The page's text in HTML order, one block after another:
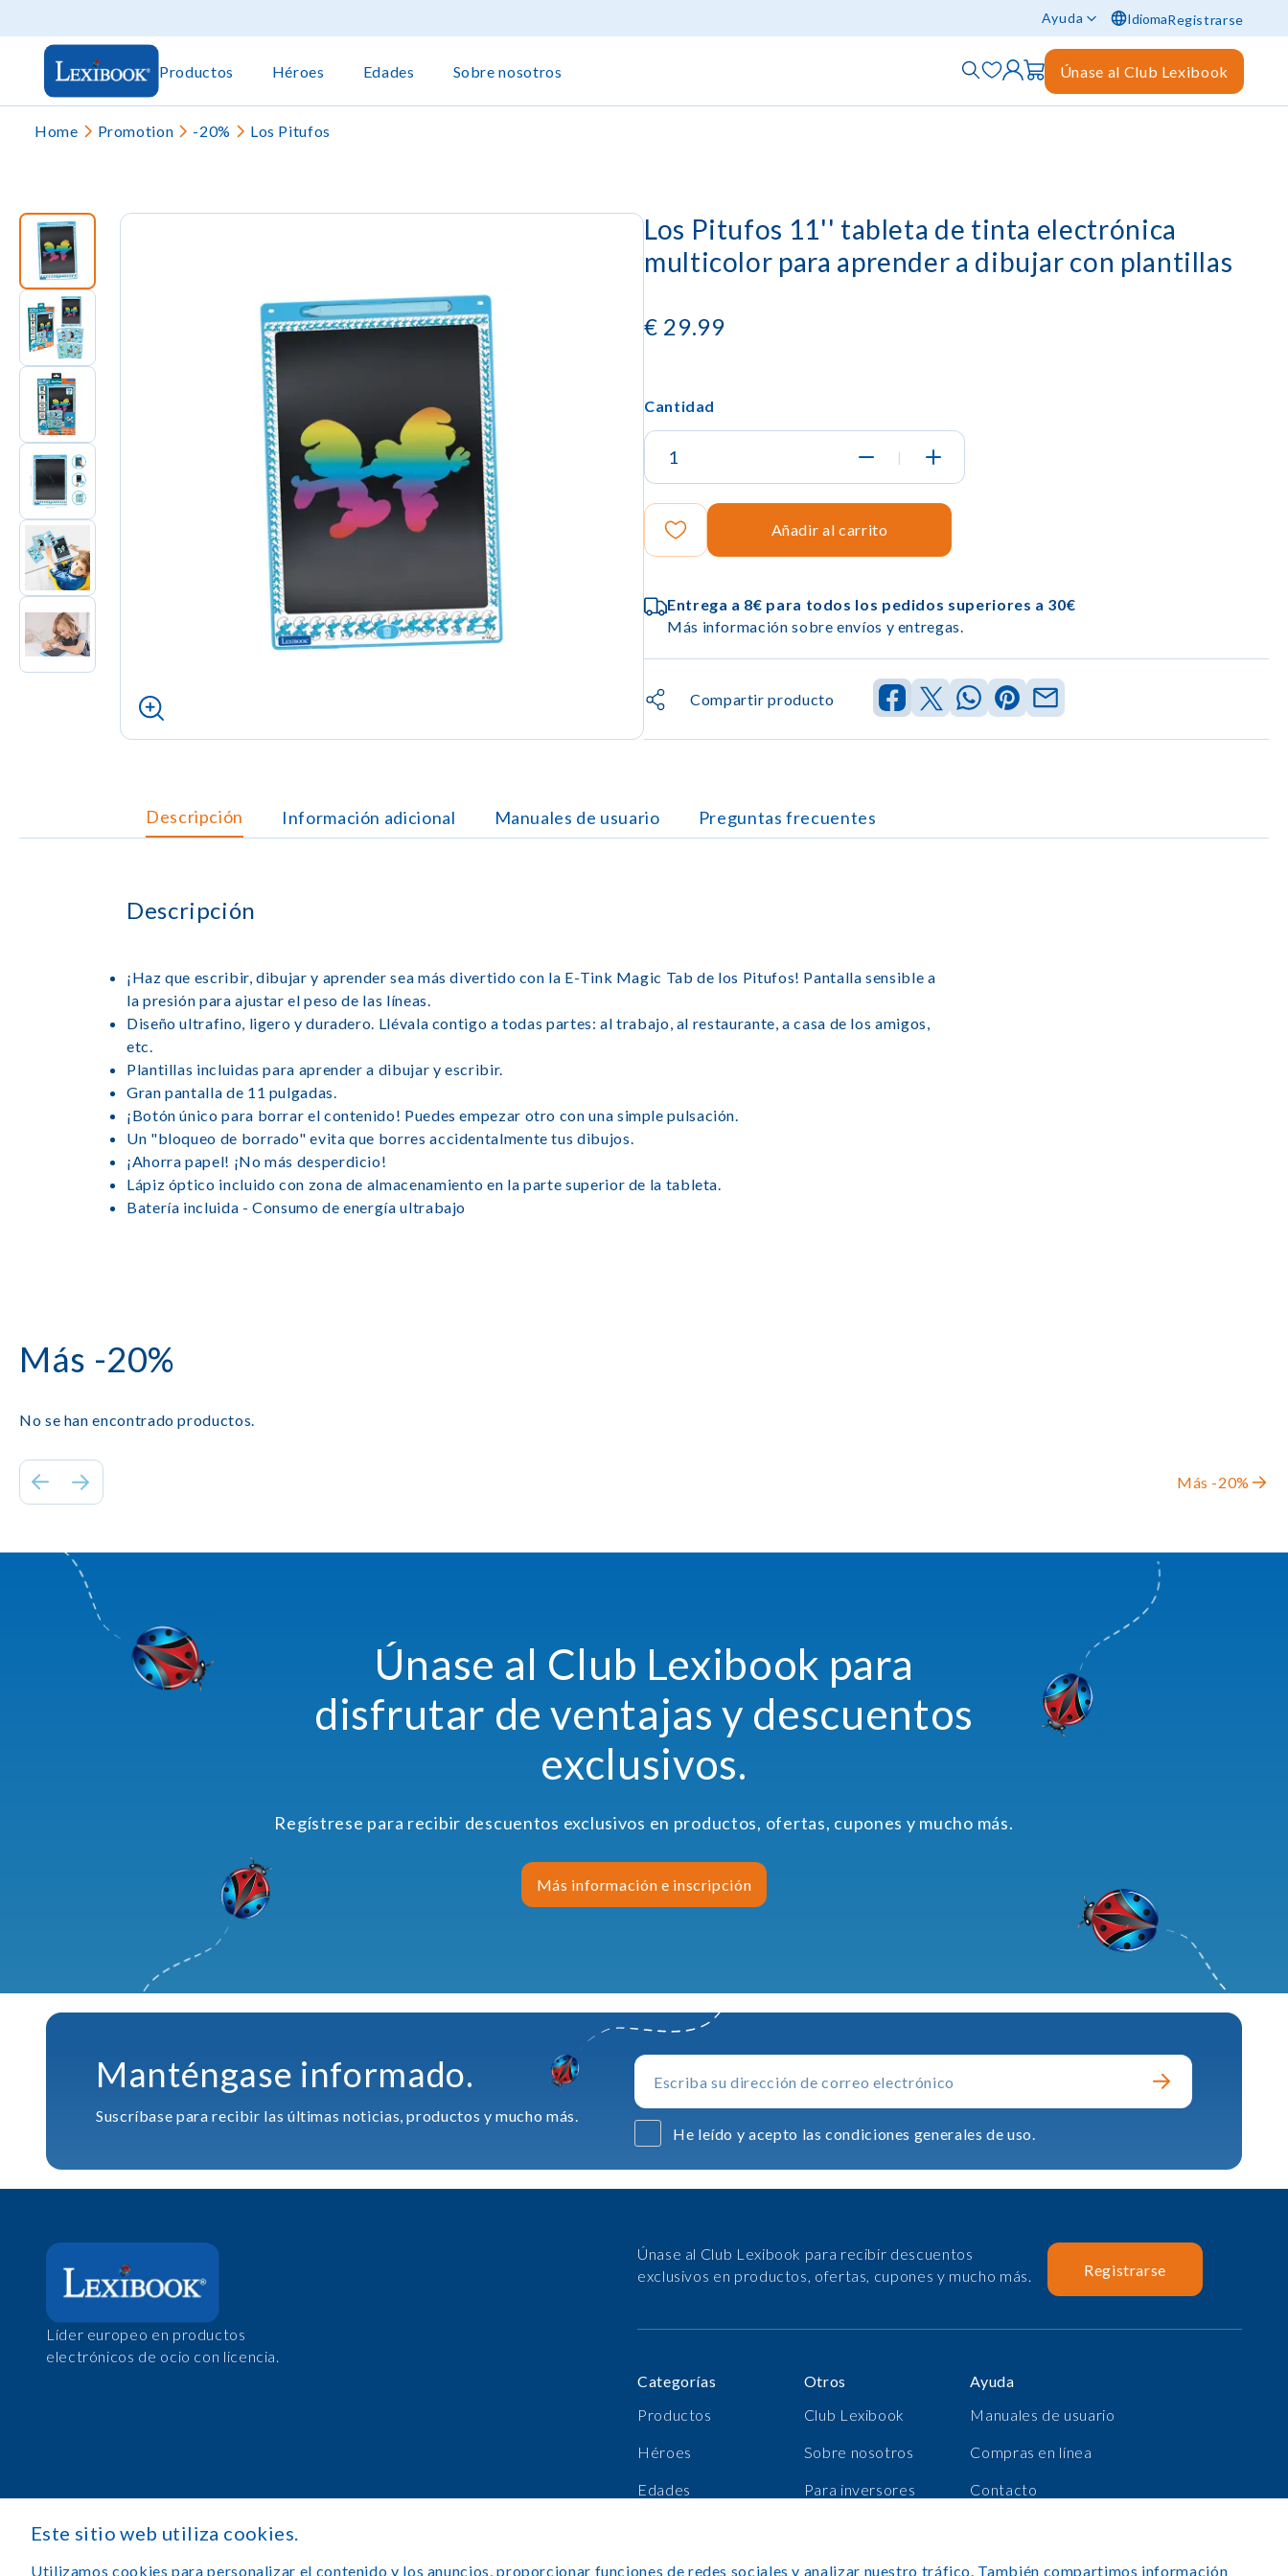
Ayuda IdiomaRegistrarse
Productos Héroes Edades Sobre nosotros Únase al Club Lexibook
Home Promotion -20% Los Pitufos
Los Pitufos 11'' tableta de tinta electrónica
multicolor para aprender a dibujar con plantillas
€ 29.99
Cantidad
|
Añadir al carrito
Entrega a 8€ para todos los pedidos superiores a 30€
Más información sobre envíos y entregas.
Compartir producto
Descripción Información adicional Manuales de usuario Preguntas frecuentes
Descripción
¡Haz que escribir, dibujar y aprender sea más divertido con la E-Tink Magic Tab de los Pitufos! Pantalla sensible a
la presión para ajustar el peso de las líneas.
Diseño ultrafino, ligero y duradero. Llévala contigo a todas partes: al trabajo, al restaurante, a casa de los amigos,
etc.
Plantillas incluidas para aprender a dibujar y escribir.
Gran pantalla de 11 pulgadas.
¡Botón único para borrar el contenido! Puedes empezar otro con una simple pulsación.
Un "bloqueo de borrado" evita que borres accidentalmente tus dibujos.
¡Ahorra papel! ¡No más desperdicio!
Lápiz óptico incluido con zona de almacenamiento en la parte superior de la tableta.
Batería incluida - Consumo de energía ultrabajo
Más -20%
No se han encontrado productos.
Más -20%
Únase al Club Lexibook para
disfrutar de ventajas y descuentos
exclusivos.
Regístrese para recibir descuentos exclusivos en productos, ofertas, cupones y mucho más.
Más información e inscripción
Manténgase informado.
Suscríbase para recibir las últimas noticias, productos y mucho más.
He leído y acepto las condiciones generales de uso.
Líder europeo en productos
electrónicos de ocio con licencia.
Únase al Club Lexibook para recibir descuentos
exclusivos en productos, ofertas, cupones y mucho más.
Registrarse
Categorías
Productos
Héroes
Edades
Otros
Club Lexibook
Sobre nosotros
Para inversores
Ayuda
Manuales de usuario
Compras en línea
Contacto
Este sitio web utiliza cookies.
Utilizamos cookies para personalizar el contenido y los anuncios, proporcionar funciones de redes sociales y analizar nuestro tráfico. También compartimos información